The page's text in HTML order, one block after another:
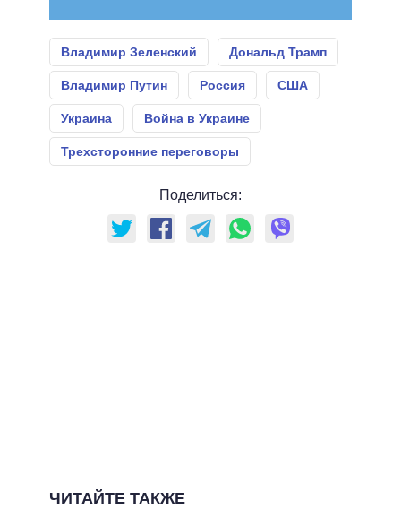
Владимир Зеленский Дональд Трамп
Владимир Путин Россия США
Украина Война в Украине
Трехсторонние переговоры
Поделиться:
ЧИТАЙТЕ ТАКЖЕ